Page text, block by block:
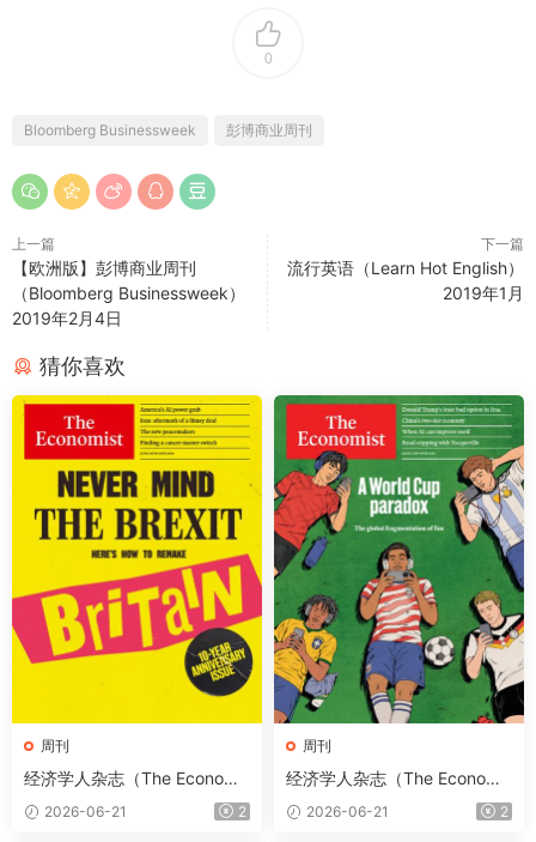
0
Bloomberg Businessweek 彭博商业周刊
上一篇
【欧洲版】彭博商业周刊
（Bloomberg Businessweek）
2019年2月4日
下一篇
流行英语（Learn Hot English）
2019年1月
猜你喜欢
周刊
经济学人杂志（The Economis
t）2026年6月20日（PDF版
+音频+Kindle版）
2026-06-21 2
周刊
经济学人杂志（The Economis
t）2026年6月13日（PDF版
+音频+Kindle版）
2026-06-21 2